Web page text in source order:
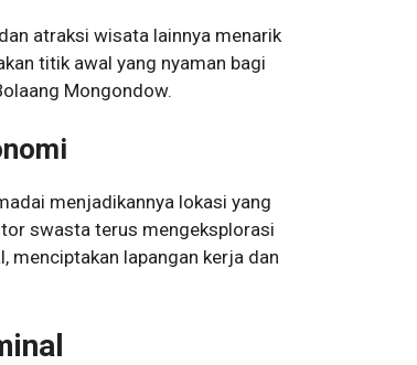
atraksi wisata lainnya menarik
titik awal yang nyaman bagi
Mongondow.
menjadikannya lokasi yang
swasta terus mengeksplorasi
menciptakan lapangan kerja dan